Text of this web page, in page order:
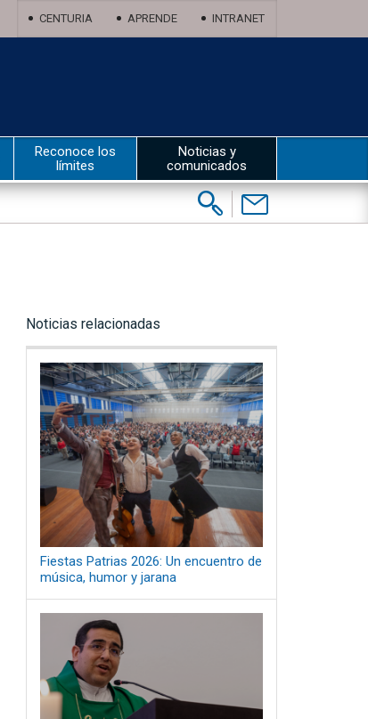
CENTURIA APRENDE INTRANET
Reconoce los
límites
Noticias y
comunicados
Buscar:
Contáctenos
Noticias relacionadas
Fiestas Patrias 2026: Un encuentro de
música, humor y jarana